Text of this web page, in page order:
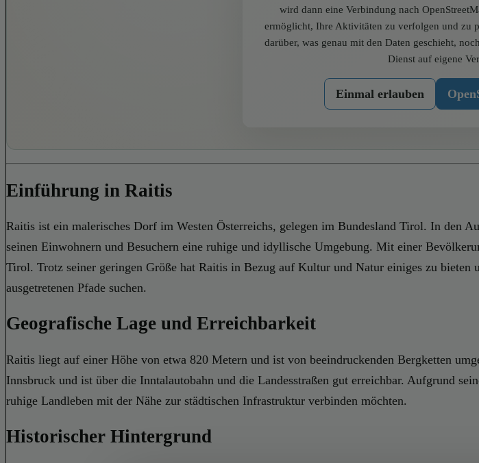
wird dann eine Verbindung nach
ermöglicht, Ihre Aktivitäten zu verfolgen und zu
darüber, was genau mit den Daten geschieht,
Dienst auf eigene
Einmal erlauben
Einführung in Raitis
Raitis ist ein malerisches Dorf im Westen Österreichs, gelegen im Bundesland Tirol. In den
seinen Einwohnern und Besuchern eine ruhige und idyllische Umgebung. Mit einer
Tirol. Trotz seiner geringen Größe hat Raitis in Bezug auf Kultur und Natur einiges zu
ausgetretenen Pfade suchen.
Geografische Lage und Erreichbarkeit
Raitis liegt auf einer Höhe von etwa 820 Metern und ist von beeindruckenden Bergketten
Innsbruck und ist über die Inntalautobahn und die Landesstraßen gut erreichbar. Aufgrund
ruhige Landleben mit der Nähe zur städtischen Infrastruktur verbinden möchten.
Historischer Hintergrund